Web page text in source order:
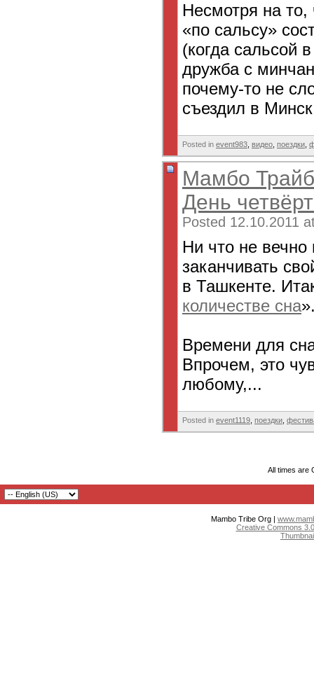
Несмотря на
«по сальсу»
(когда сальсой
дружба с
почему-то не
съездил в
Posted in event983 видео поездки
Мамбо
День
Posted 12.10.2011
Ни что не
заканчивать
в Ташкенте.
количестве сна
Времени для
Впрочем, это
любому,...
Posted in event1119 поездки
All times are
Mambo Tribe Org |
Creative Commons